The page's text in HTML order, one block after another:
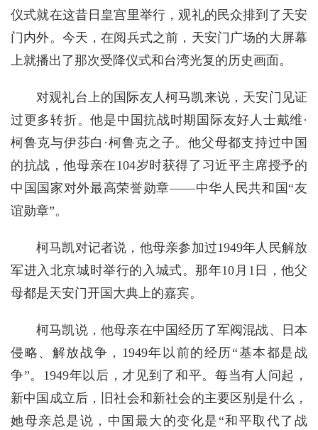
仪式就在这昔日皇宫里举行，观礼的民众排到了天安
门内外。今天，在阅兵式之前，天安门广场的大屏幕
上就播出了那次受降仪式和台湾光复的历史画面。
对观礼台上的国际友人柯马凯来说，天安门见证
过更多转折。他是中国抗战时期国际友好人士戴维·
柯鲁克与伊莎白·柯鲁克之子。他父母都支持过中国
的抗战，他母亲在104岁时获得了习近平主席授予的
中国国家对外最高荣誉勋章——中华人民共和国“友
谊勋章”。
柯马凯对记者说，他母亲参加过1949年人民解放
军进入北京城时举行的入城式。那年10月1日，他父
母都是天安门开国大典上的嘉宾。
柯马凯说，他母亲在中国经历了军阀混战、日本
侵略、解放战争，1949年以前的经历“基本都是战
争”。1949年以后，才见到了和平。每当有人问起，
新中国成立后，旧社会和新社会的主要区别是什么，
她母亲总是说，中国最大的变化是“和平取代了战